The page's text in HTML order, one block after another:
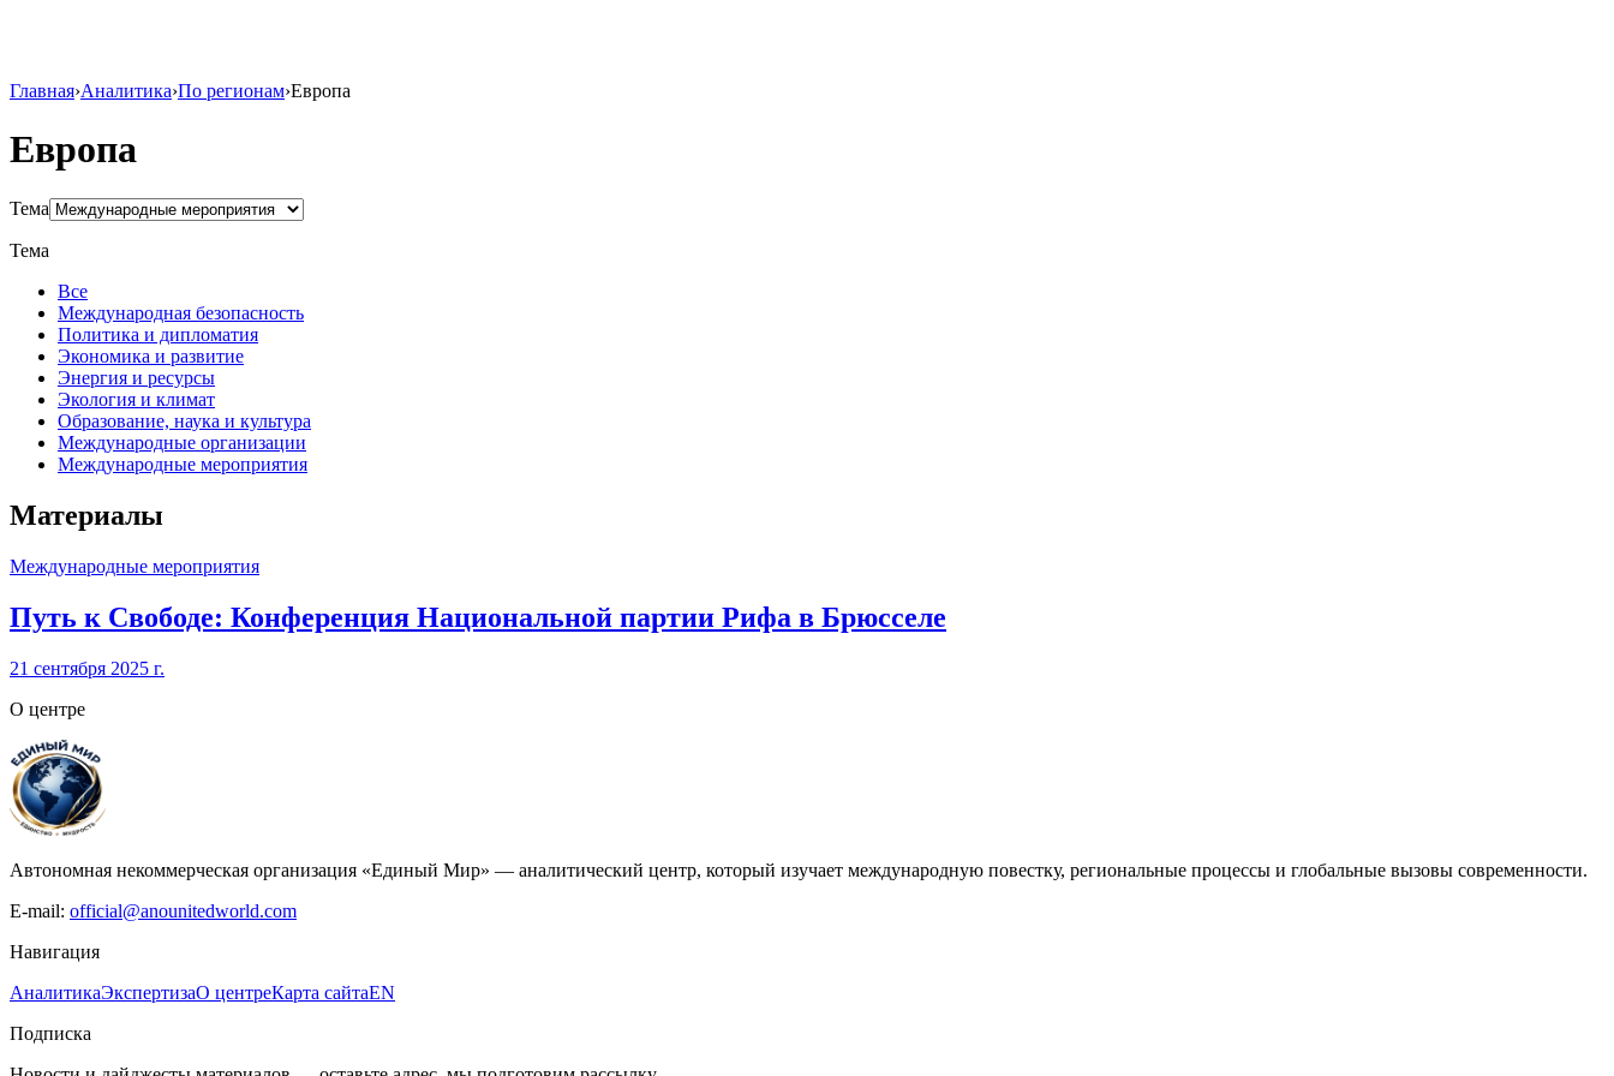
Главная›Аналитика›По регионам›Европа
Европа
Тема
Тема
Все
Международная безопасность
Политика и дипломатия
Экономика и развитие
Энергия и ресурсы
Экология и климат
Образование, наука и культура
Международные организации
Международные мероприятия
Материалы
Международные мероприятия
Путь к Свободе: Конференция Национальной партии Рифа в Брюсселе
21 сентября 2025 г.
О центре
Автономная некоммерческая организация «Единый Мир» — аналитический центр, который изучает международную повестку, региональные процессы и глобальные вызовы современности.
E-mail: official@anounitedworld.com
Навигация
АналитикаЭкспертизаО центреКарта сайтаEN
Подписка